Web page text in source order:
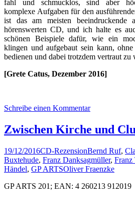
fahl und schmucklos, sind aber
komplexe Aufgaben für den
ist das am meisten beeindruckende
hörenswerten CD, und ich halte es
schönen Beispiele dafür, wie ein
klingen und aufgebaut sein kann,
bedienen und dabei trotzdem vertraut zu
[Grete Catus, Dezember 2016]
Schreibe einen Kommentar
Zwischen Kirche und
19/12/2016CD-RezensionBernd Ruf,
Buxtehude, Franz Danksagmüller, Franz
Händel, GP ARTSOliver Fraenzke
GP ARTS 201; EAN: 4 260213 912019